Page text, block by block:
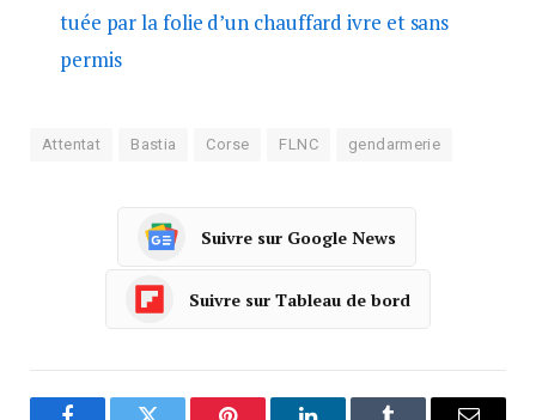
tuée par la folie d’un chauffard ivre et sans
permis
Attentat Bastia Corse FLNC gendarmerie
Suivre sur Google News
Suivre sur Tableau de bord